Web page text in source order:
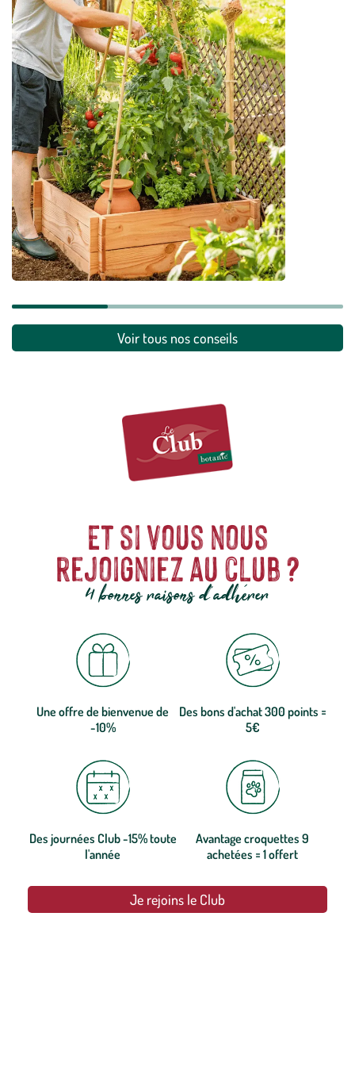
Comment planter les tomates et les entretenir ?
En savoir plus
Voir tous nos conseils
Et si vous nous
rejoigniez au club ?
4 bonnes raisons d'adhérer
Une offre de bienvenue de
-10%
Des bons d'achat 300 points =
5€
Des journées Club -15% toute
l'année
Avantage croquettes 9
achetées = 1 offert
Je rejoins le Club